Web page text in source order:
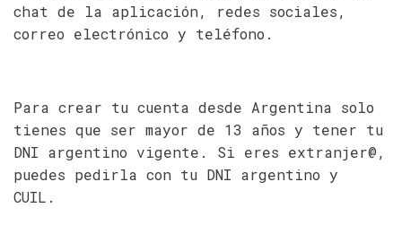
chat de la aplicación, redes sociales,
correo electrónico y teléfono.
Para crear tu cuenta desde Argentina solo
tienes que ser mayor de 13 años y tener tu
DNI argentino vigente. Si eres extranjer@,
puedes pedirla con tu DNI argentino y
CUIL.